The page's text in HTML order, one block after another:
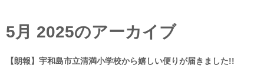
5月 2025のアーカイブ
【朗報】宇和島市立清満小学校から嬉しい便りが届きました!!